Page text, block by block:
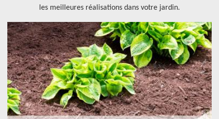
les meilleures réalisations dans votre jardin.